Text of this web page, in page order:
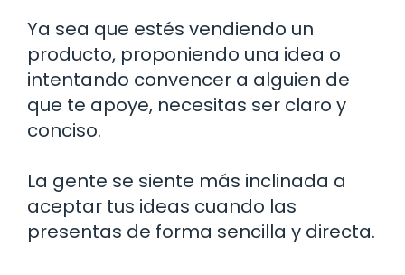
Ya sea que estés vendiendo un
producto, proponiendo una idea o
intentando convencer a alguien de
que te apoye, necesitas ser claro y
conciso.
La gente se siente más inclinada a
aceptar tus ideas cuando las
presentas de forma sencilla y directa.